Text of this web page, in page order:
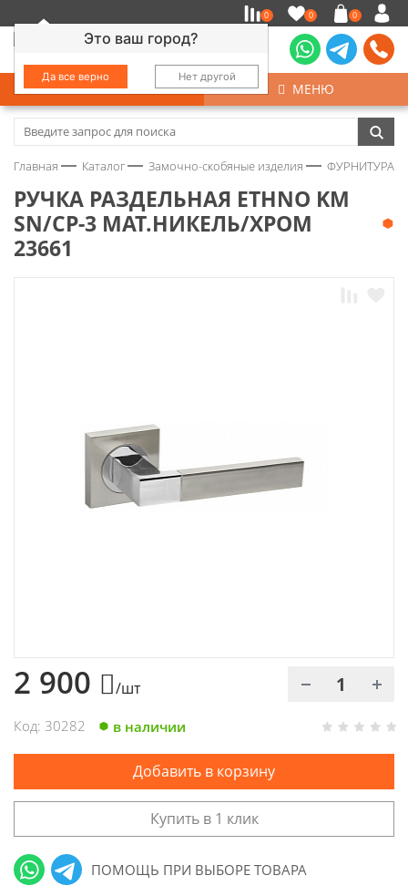
Это ваш город?
Да все верно Нет другой
0 0 0
КАТАЛОГ МЕНЮ
Замочно-скобяные изделия
Колеса
Электроды и проволока
Главная Каталог Замочно-скобяные изделия ФУРНИТУРА
РУЧКА РАЗДЕЛЬНАЯ ETHNO KM
SN/CP-3 МАТ.НИКЕЛЬ/ХРОМ
23661
2 900 /шт
Код: 30282 в наличии
Добавить в корзину
Купить в 1 клик
ПОМОЩЬ ПРИ ВЫБОРЕ ТОВАРА